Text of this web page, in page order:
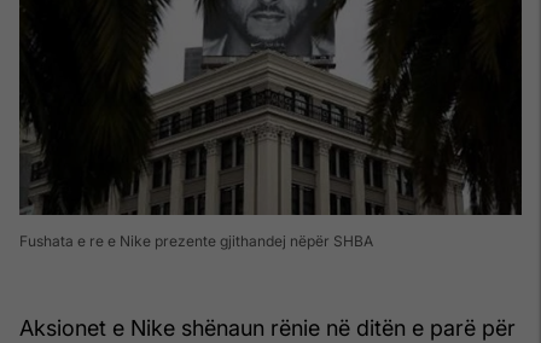
Fushata e re e Nike prezente gjithandej nëpër SHBA
Aksionet e Nike shënaun rënie në ditën e parë për